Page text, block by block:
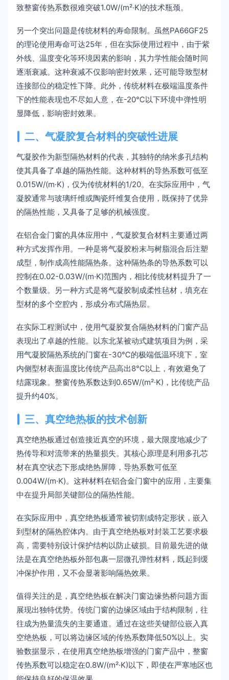
致整窗传热系数很难突破1.0W/(m²·K)的技术瓶颈。
另一个突出问题是传统材料的寿命限制。虽然PA66GF25
的理论使用寿命可达25年，但在实际使用过程中，由于紫
外线、温度变化等环境因素的影响，其力学性能会随时间
逐渐衰减。这种衰减不仅影响密封效果，还可能导致型材
连接部位的稳定性下降。此外，传统材料在极端温度条件
下的性能表现也不尽如人意，在-20℃以下环境中弹性明
显降低，影响密封效果。
二、气凝胶复合材料的突破性进展
气凝胶作为新型隔热材料的代表，其独特的纳米多孔结构
使其具备了卓越的隔热性能。这种材料的导热系数可低至
0.015W/(m·K)，仅为传统材料的1/20。在实际应用中，气
凝胶通常与玻璃纤维或陶瓷纤维复合使用，既保持了优异
的隔热性能，又具备了足够的机械强度。
在铝合金门窗的具体应用中，气凝胶复合材料主要通过两
种方式发挥作用。一种是将气凝胶粉末与树脂混合后注塑
成型，制作成高性能隔热条。这种隔热条的导热系数可以
控制在0.02-0.03W/(m·K)范围内，相比传统材料提升了一
个数量级。另一种方式是将气凝胶制成柔性毡材，填充在
型材的多个空腔内，形成分布式隔热层。
在实际工程测试中，使用气凝胶复合隔热材料的门窗产品
表现出了卓越的性能。以东北某被动式建筑项目为例，采
用气凝胶隔热系统的门窗在-30℃的极端低温环境下，室
内侧型材表面温度比传统产品高出8℃以上，有效避免了
结露现象。整窗传热系数达到0.65W/(m²·K)，比传统产品
提升约40%。
三、真空绝热板的技术创新
真空绝热板通过创造接近真空的环境，最大限度地减少了
热传导和对流带来的热量损失。其核心原理是利用多孔芯
材在真空状态下形成绝热屏障，导热系数可低至
0.004W/(m·K)。这种材料在铝合金门窗中的应用，主要集
中在提升局部关键部位的隔热性能。
在实际应用中，真空绝热板通常被切割成特定形状，嵌入
到型材的隔热腔体内。由于真空绝热板对封装工艺要求极
高，需要特别设计保护结构以防止破损。目前最先进的做
法是在真空绝热板外部包裹一层微孔弹性材料，既起到缓
冲保护作用，又不会显著影响隔热效果。
值得关注的是，真空绝热板在解决门窗边缘热桥问题方面
展现出独特优势。传统门窗的边缘区域由于结构限制，往
往成为热量流失的主要通道。通过在这些关键部位嵌入真
空绝热板，可以将边缘区域的传热系数降低50%以上。实
验数据显示，在使用真空绝热板增强的门窗产品中，整窗
传热系数可以稳定在0.8W/(m²·K)以下，即使在严寒地区也